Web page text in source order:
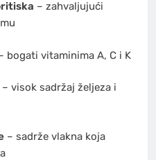
– zahvaljujući
bogati vitaminima A, C i K
visok sadržaj željeza i
– sadrže vlakna koja